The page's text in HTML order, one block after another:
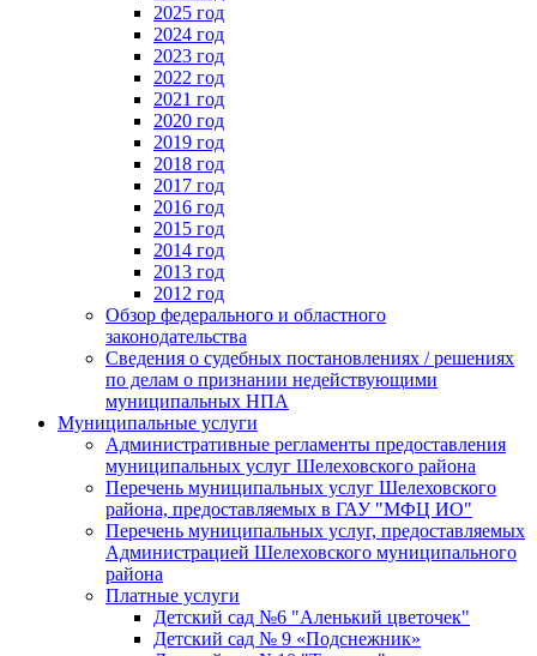
2025 год
2024 год
2023 год
2022 год
2021 год
2020 год
2019 год
2018 год
2017 год
2016 год
2015 год
2014 год
2013 год
2012 год
Обзор федерального и областного
законодательства
Сведения о судебных постановлениях / решениях
по делам о признании недействующими
муниципальных НПА
Муниципальные услуги
Административные регламенты предоставления
муниципальных услуг Шелеховского района
Перечень муниципальных услуг Шелеховского
района, предоставляемых в ГАУ "МФЦ ИО"
Перечень муниципальных услуг, предоставляемых
Администрацией Шелеховского муниципального
района
Платные услуги
Детский сад №6 "Аленький цветочек"
Детский сад № 9 «Подснежник»